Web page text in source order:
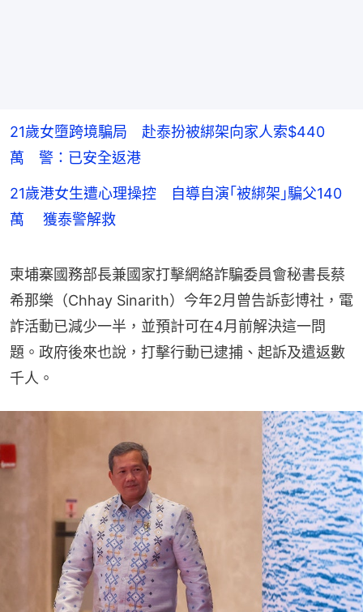
21歲女墮跨境騙局 赴泰扮被綁架向家人索$440
萬 警：已安全返港
21歲港女生遭心理操控 自導自演｢被綁架｣騙父140
萬 獲泰警解救
柬埔寨國務部長兼國家打擊網絡詐騙委員會秘書長蔡
希那樂（Chhay Sinarith）今年2月曾告訴彭博社，電
詐活動已減少一半，並預計可在4月前解決這一問
題。政府後來也說，打擊行動已逮捕、起訴及遣返數
千人。